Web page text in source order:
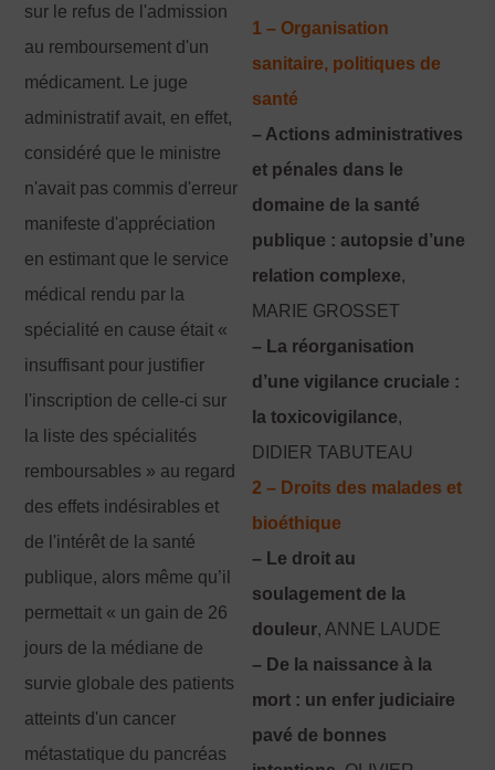
sur le refus de l'admission
au remboursement d'un
médicament. Le juge
administratif avait, en effet,
considéré que le ministre
n'avait pas commis d'erreur
manifeste d'appréciation
en estimant que le service
médical rendu par la
spécialité en cause était «
insuffisant pour justifier
l'inscription de celle-ci sur
la liste des spécialités
remboursables » au regard
des effets indésirables et
de l'intérêt de la santé
publique, alors même qu’il
permettait « un gain de 26
jours de la médiane de
survie globale des patients
atteints d'un cancer
métastatique du pancréas
1 – Organisation
sanitaire, politiques de
santé
– Actions administratives
et pénales dans le
domaine de la santé
publique : autopsie d’une
relation complexe,
MARIE GROSSET
– La réorganisation
d’une vigilance cruciale :
la toxicovigilance,
DIDIER TABUTEAU
2 – Droits des malades et
bioéthique
– Le droit au
soulagement de la
douleur, ANNE LAUDE
– De la naissance à la
mort : un enfer judiciaire
pavé de bonnes